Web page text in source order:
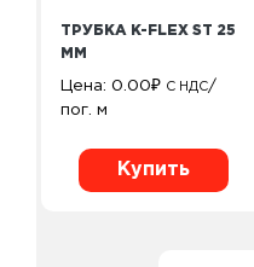
ТРУБКА K-FLEX ST 25
ММ
Цена: 0.00₽ С НДС/
пог. м
Купить